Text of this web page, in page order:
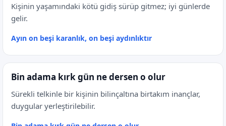
Kişinin yaşamındaki kötü gidiş sürüp gitmez; iyi günlerde
gelir.
Ayın on beşi karanlık, on beşi aydınlıktır
Bin adama kırk gün ne dersen o olur
Sürekli telkinle bir kişinin bilinçaltına birtakım inançlar,
duygular yerleştirilebilir.